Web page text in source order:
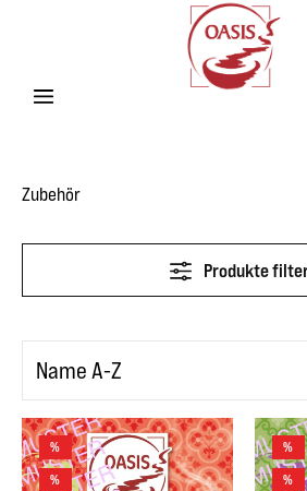
Zubehör
Produkte
%
%
%
%